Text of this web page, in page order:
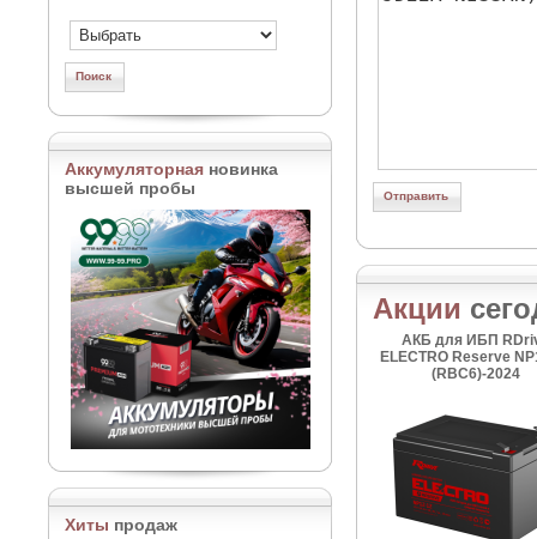
Аккумуляторная новинка
высшей пробы
Хиты продаж
Акции
АКБ для ИБП
ELECTRO Reserve
(RBC6)-2024